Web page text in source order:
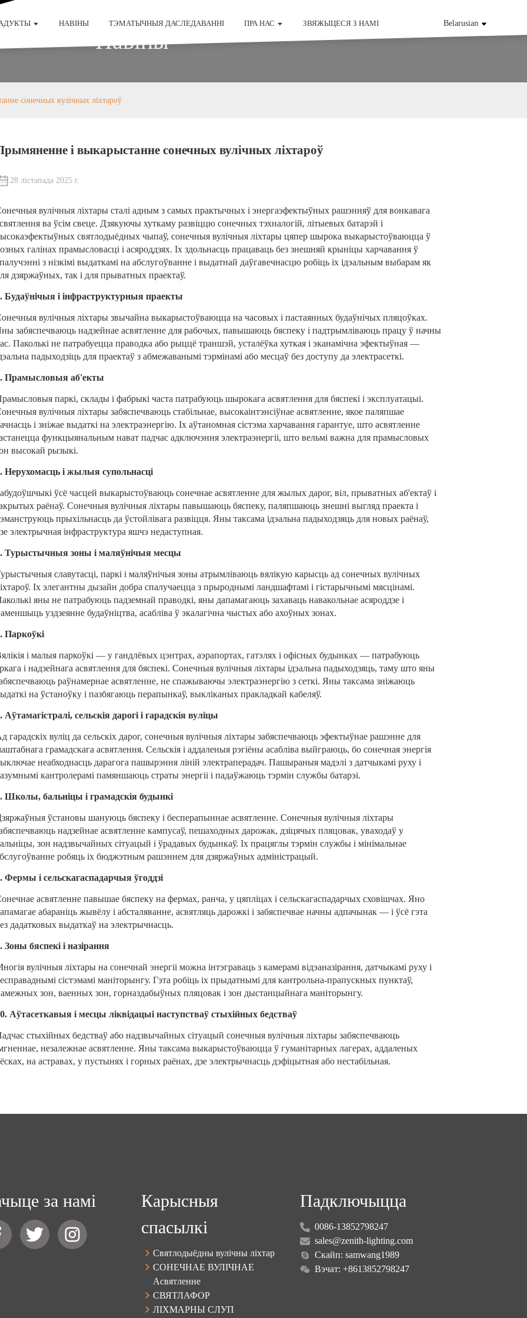
НАВІНЫ ТЭМАТЫЧНЫЯ ДАСЛЕДАВАННІ ПРА НАС ЗВЯЖЫЦЕСЯ З НАМІ Belarusian
Навіны
сонечных вулічных ліхтароў
і выкарыстанне сонечных вулічных ліхтароў
28 лістапада 2025 г.
вулічныя ліхтары сталі адным з самых практычных і энергаэфектыўных рашэнняў для вонкавага
ва ўсім свеце. Дзякуючы хуткаму развіццю сонечных тэхналогій, літыевых батарэй і
святлодыёдных чыпаў, сонечныя вулічныя ліхтары цяпер шырока выкарыстоўваюцца ў
галінах прамысловасці і асяроддзях. Іх здольнасць працаваць без знешняй крыніцы харчавання ў
з нізкімі выдаткамі на абслугоўванне і выдатнай даўгавечнасцю робіць іх ідэальным выбарам як
дзяржаўных, так і для прыватных праектаў.
Будаўнічыя і інфраструктурныя праекты
вулічныя ліхтары звычайна выкарыстоўваюцца на часовых і пастаянных будаўнічых пляцоўках.
забяспечваюць надзейнае асвятленне для рабочых, павышаюць бяспеку і падтрымліваюць працу ў начны
Паколькі не патрабуецца праводка або рыццё траншэй, усталёўка хуткая і эканамічна эфектыўная —
падыходзіць для праектаў з абмежаванымі тэрмінамі або месцаў без доступу да электрасеткі.
Прамысловыя аб'екты
паркі, склады і фабрыкі часта патрабуюць шырокага асвятлення для бяспекі і эксплуатацыі.
вулічныя ліхтары забяспечваюць стабільнае, высокаінтэнсіўнае асвятленне, якое паляпшае
і зніжае выдаткі на электраэнергію. Іх аўтаномная сістэма харчавання гарантуе, што асвятленне
функцыянальным нават падчас адключэння электраэнергіі, што вельмі важна для прамысловых
высокай рызыкі.
Нерухомасць і жылыя супольнасці
ўсё часцей выкарыстоўваюць сонечнае асвятленне для жылых дарог, віл, прыватных аб'ектаў і
раёнаў. Сонечныя вулічныя ліхтары павышаюць бяспеку, паляпшаюць знешні выгляд праекта і
прыхільнасць да ўстойлівага развіцця. Яны таксама ідэальна падыходзяць для новых раёнаў,
электрычная інфраструктура яшчэ недаступная.
Турыстычныя зоны і маляўнічыя месцы
славутасці, паркі і маляўнічыя зоны атрымліваюць вялікую карысць ад сонечных вулічных
Іх элегантны дызайн добра спалучаецца з прыроднымі ландшафтамі і гістарычнымі мясцінамі.
яны не патрабуюць падземнай праводкі, яны дапамагаюць захаваць навакольнае асяроддзе і
уздзеянне будаўніцтва, асабліва ў экалагічна чыстых або ахоўных зонах.
Паркоўкі
і малыя паркоўкі — у гандлёвых цэнтрах, аэрапортах, гатэлях і офісных будынках — патрабуюць
і надзейнага асвятлення для бяспекі. Сонечныя вулічныя ліхтары ідэальна падыходзяць, таму што яны
раўнамернае асвятленне, не спажываючы электраэнергію з сеткі. Яны таксама зніжаюць
на ўстаноўку і пазбягаюць перапынкаў, выкліканых пракладкай кабеляў.
Аўтамагістралі, сельскія дарогі і гарадскія вуліцы
гарадскіх вуліц да сельскіх дарог, сонечныя вулічныя ліхтары забяспечваюць эфектыўнае рашэнне для
грамадскага асвятлення. Сельскія і аддаленыя рэгіёны асабліва выйграюць, бо сонечная энергія
неабходнасць дарагога пашырэння ліній электраперадач. Пашыраныя мадэлі з датчыкамі руху і
кантролерамі памяншаюць страты энергіі і падаўжаюць тэрмін службы батарэі.
Школы, бальніцы і грамадскія будынкі
ўстановы шануюць бяспеку і бесперапыннае асвятленне. Сонечныя вулічныя ліхтары
надзейнае асвятленне кампусаў, пешаходных дарожак, дзіцячых пляцовак, уваходаў у
зон надзвычайных сітуацый і ўрадавых будынкаў. Іх працяглы тэрмін службы і мінімальнае
робяць іх бюджэтным рашэннем для дзяржаўных адміністрацый.
Фермы і сельскагаспадарчыя ўгоддзі
асвятленне павышае бяспеку на фермах, ранча, у цяпліцах і сельскагаспадарчых сховішчах. Яно
абараніць жывёлу і абсталяванне, асвятляць дарожкі і забяспечвае начны адпачынак — і ўсё гэта
дадатковых выдаткаў на электрычнасць.
Зоны бяспекі і назірання
вулічныя ліхтары на сонечнай энергіі можна інтэграваць з камерамі відэаназірання, датчыкамі руху і
сістэмамі маніторынгу. Гэта робіць іх прыдатнымі для кантрольна-прапускных пунктаў,
зон, ваенных зон, горназдабыўных пляцовак і зон дыстанцыйнага маніторынгу.
Аўтасеткавыя і месцы ліквідацыі наступстваў стыхійных бедстваў
стыхійных бедстваў або надзвычайных сітуацый сонечныя вулічныя ліхтары забяспечваюць
незалежнае асвятленне. Яны таксама выкарыстоўваюцца ў гуманітарных лагерах, аддаленых
на астравах, у пустынях і горных раёнах, дзе электрычнасць дэфіцытная або нестабільная.
за намі
Карысныя
спасылкі
Святлодыёдны вулічны ліхтар
СОНЕЧНАЕ ВУЛІЧНАЕ
Асвятленне
СВЯТЛАФОР
ЛІХМАРНЫ СЛУП
Падключыцца
0086-13852798247
sales@zenith-lighting.com
Скайп: samwang1989
Вэчат: +8613852798247